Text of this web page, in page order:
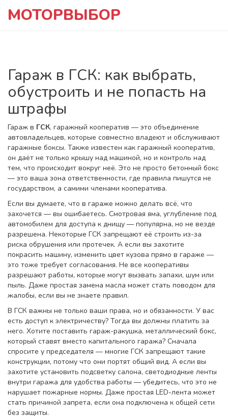
МОТОРВЫБОР
Гараж в ГСК: как выбрать,
обустроить и не попасть на
штрафы
Гараж в ГСК, гаражный кооператив — это объединение
автовладельцев, которые совместно владеют и обслуживают
гаражные боксы. Также известен как гаражный кооператив,
он даёт не только крышу над машиной, но и контроль над
тем, что происходит вокруг неё. Это не просто бетонный бокс
— это ваша зона ответственности, где правила пишутся не
государством, а самими членами кооператива.
Если вы думаете, что в гараже можно делать всё, что
захочется — вы ошибаетесь. Смотровая яма, углубление под
автомобилем для доступа к днищу — популярна, но не везде
разрешена. Некоторые ГСК запрещают её строить из-за
риска обрушения или протечек. А если вы захотите
покрасить машину, изменить цвет кузова прямо в гараже —
это тоже требует согласования. Не все кооперативы
разрешают работы, которые могут вызвать запахи, шум или
пыль. Даже простая замена масла может стать поводом для
жалобы, если вы не знаете правил.
В ГСК важны не только ваши права, но и обязанности. У вас
есть доступ к электричеству? Тогда вы должны платить за
него. Хотите поставить гараж-ракушка, металлический бокс,
который ставят вместо капитального гаража? Сначала
спросите у председателя — многие ГСК запрещают такие
конструкции, потому что они портят общий вид. А если вы
захотите установить подсветку салона, светодиодные ленты
внутри гаража для удобства работы — убедитесь, что это не
нарушает пожарные нормы. Даже простая LED-лента может
стать причиной запрета, если она подключена к общей сети
без защиты.